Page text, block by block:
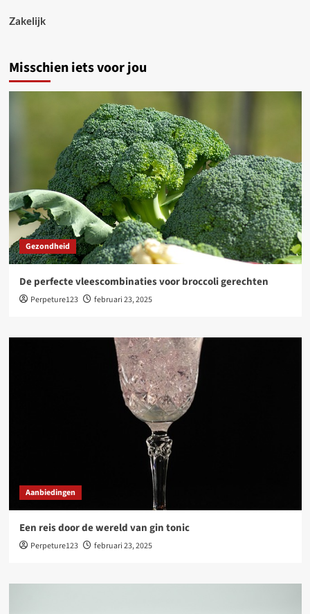
Zakelijk
Misschien iets voor jou
Gezondheid
De perfecte vleescombinaties voor broccoli gerechten
Perpeture123 februari 23, 2025
Aanbiedingen
Een reis door de wereld van gin tonic
Perpeture123 februari 23, 2025